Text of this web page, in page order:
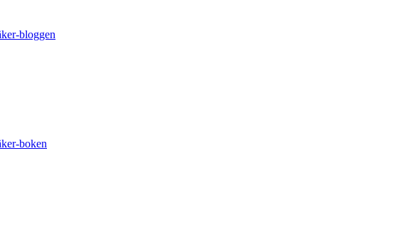
bloggen
boken